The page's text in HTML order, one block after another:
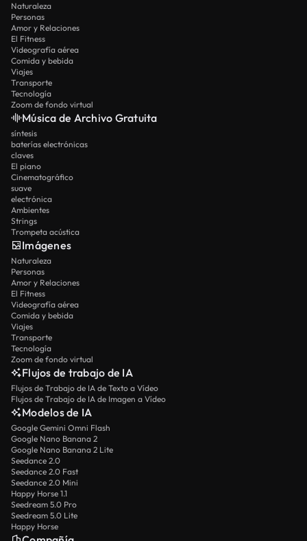
Naturaleza
Personas
Amor y Relaciones
El Fitness
Videografía aérea
Comida y bebida
Viajes
Transporte
Tecnología
Zoom de fondo virtual
Música de Archivo Gratuita
síntesis
baterías electrónicas
claves
El piano
Cinematográfico
suave
electrónica
Ambientes
Strings
Trompeta acústica
Imágenes
Naturaleza
Personas
Amor y Relaciones
El Fitness
Videografía aérea
Comida y bebida
Viajes
Transporte
Tecnología
Zoom de fondo virtual
Flujos de trabajo de IA
Flujos de Trabajo de IA de Texto a Vídeo
Flujos de Trabajo de IA de Imagen a Vídeo
Modelos de IA
Google Gemini Omni Flash
Google Nano Banana 2
Google Nano Banana 2 Lite
Seedance 2.0
Seedance 2.0 Fast
Seedance 2.0 Mini
Happy Horse 1.1
Seedream 5.0 Pro
Seedream 5.0 Lite
Happy Horse